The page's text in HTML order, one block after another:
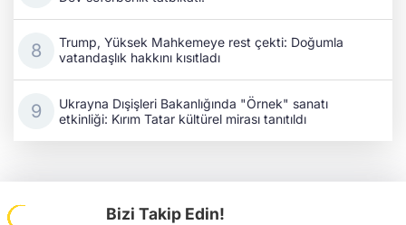
Trump, Yüksek Mahkemeye rest çekti: Doğumla
vatandaşlık hakkını kısıtladı
Ukrayna Dışişleri Bakanlığında "Örnek" sanatı
etkinliği: Kırım Tatar kültürel mirası tanıtıldı
Bizi Takip Edin!